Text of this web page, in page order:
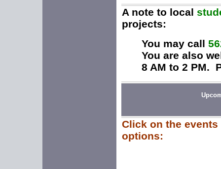
A note to local
projects:
You may call
You are also
8 AM to 2 PM.
Click on the
options: